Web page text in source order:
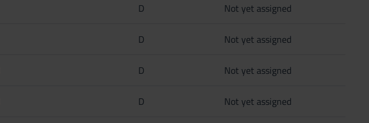
D Not yet assigned
D Not yet assigned
D Not yet assigned
D Not yet assigned